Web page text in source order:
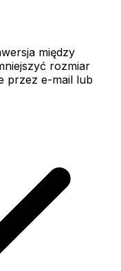
między
rozmiar
przez e-mail lub